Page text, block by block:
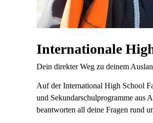
Internationale
Dein direkter Weg zu deinem
Auf der International High School
und Sekundarschulprogramme aus
beantworten all deine Fragen rund